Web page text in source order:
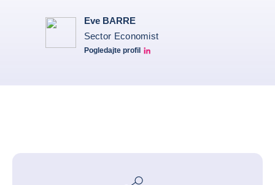
Eve BARRE
Sector Economist
Pogledajte profil
Eve barré linkedin